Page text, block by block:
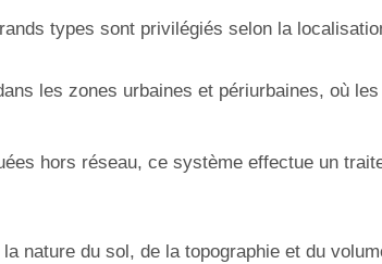
types sont privilégiés selon la
les zones urbaines et périurbaines, où
hors réseau, ce système effectue un
nature du sol, de la topographie et du